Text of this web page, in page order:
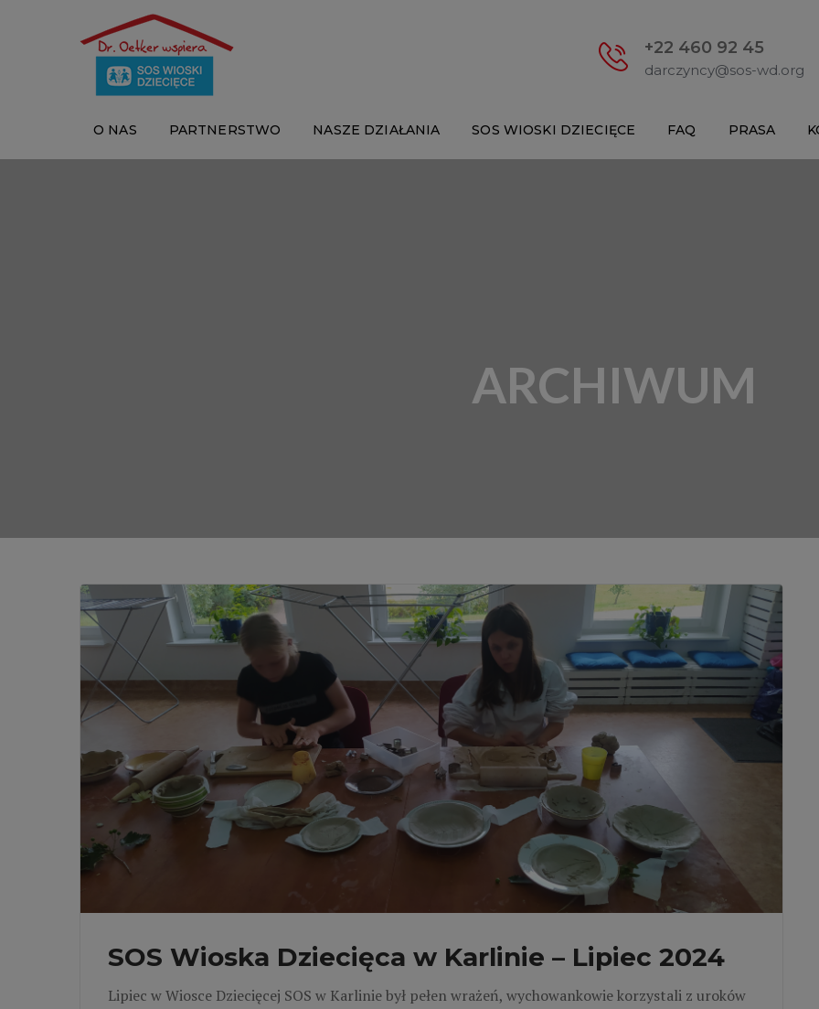
+22 460 92 45
darczyncy@sos-wd.org
O NAS PARTNERSTWO NASZE DZIAŁANIA SOS WIOSKI DZIECIĘCE FAQ PRASA
ARCHIWUM
SOS Wioska Dziecięca w Karlinie – Lipiec 2024
Lipiec w Wiosce Dziecięcej SOS w Karlinie był pełen wrażeń, wychowankowie korzystali z uroków